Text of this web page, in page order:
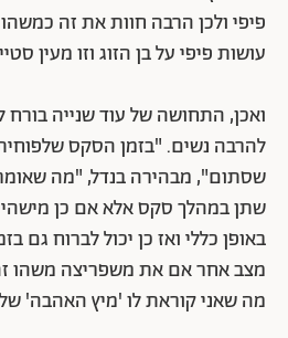
פיפי ולכן הרבה חוות את זה
עושות פיפי על בן הזוג וזו מעין
ואכן, התחושה של עוד שנייה
להרבה נשים. "בזמן הסקס
שסתום", מבהירה בנדל, "מה
שתן במהלך סקס אלא אם כן
באופן כללי ואז כן יכול לברוח גם
מצב אחר אם את משפריצה משהו זה
מה שאני קוראת לו 'מיץ האהבה'